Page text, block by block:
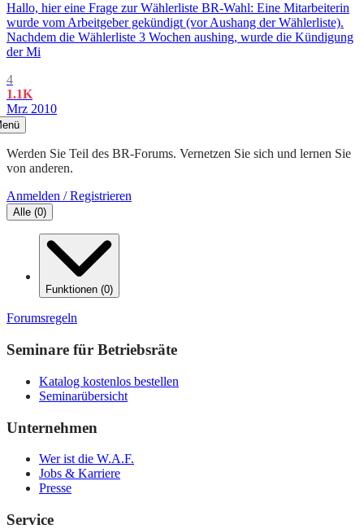
Hallo, hier eine Frage zur Wählerliste BR-Wahl: Eine Mitarbeiterin
wurde vom Arbeitgeber gekündigt (vor Aushang der Wählerliste).
Nachdem die Wählerliste 3 Wochen aushing, wurde die Kündigung
der Mi
4
1.1K
Mrz 2010
Werden Sie Teil des BR-Forums. Vernetzen Sie sich und lernen Sie
von anderen.
Anmelden / Registrieren
Alle (0)
Funktionen (0)
Forumsregeln
Seminare für Betriebsräte
Katalog kostenlos bestellen
Seminarübersicht
Unternehmen
Wer ist die W.A.F.
Jobs & Karriere
Presse
Service